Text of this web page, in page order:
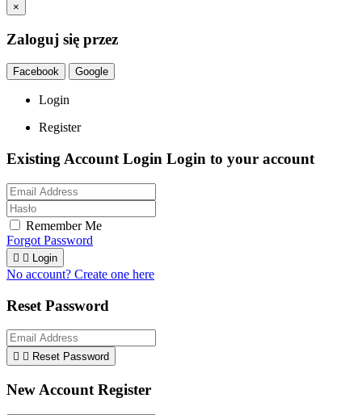
×
Zaloguj się przez
Facebook Google
Login
Register
Existing Account Login Login to your account
Remember Me
Forgot Password
  Login
No account? Create one here
Reset Password
  Reset Password
New Account Register